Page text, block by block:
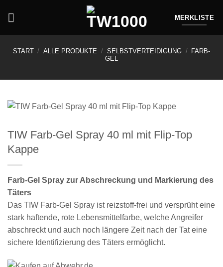
MERKLISTE
START / ALLE PRODUKTE / SELBSTVERTEIDIGUNG /
FARB-
GEL
TIW Farb-Gel Spray 40 ml mit Flip-Top
Kappe
Farb-Gel Spray zur Abschreckung und Markierung des
Täters
Das TIW Farb-Gel Spray ist reizstoff-frei und versprüht eine
stark haftende, rote Lebensmittelfarbe, welche Angreifer
abschreckt und auch noch längere Zeit nach der Tat eine
sichere Identifizierung des Täters ermöglicht.